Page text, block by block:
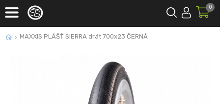
0
MAXXIS PLÁŠŤ SIERRA drát 700x23 ČERNÁ